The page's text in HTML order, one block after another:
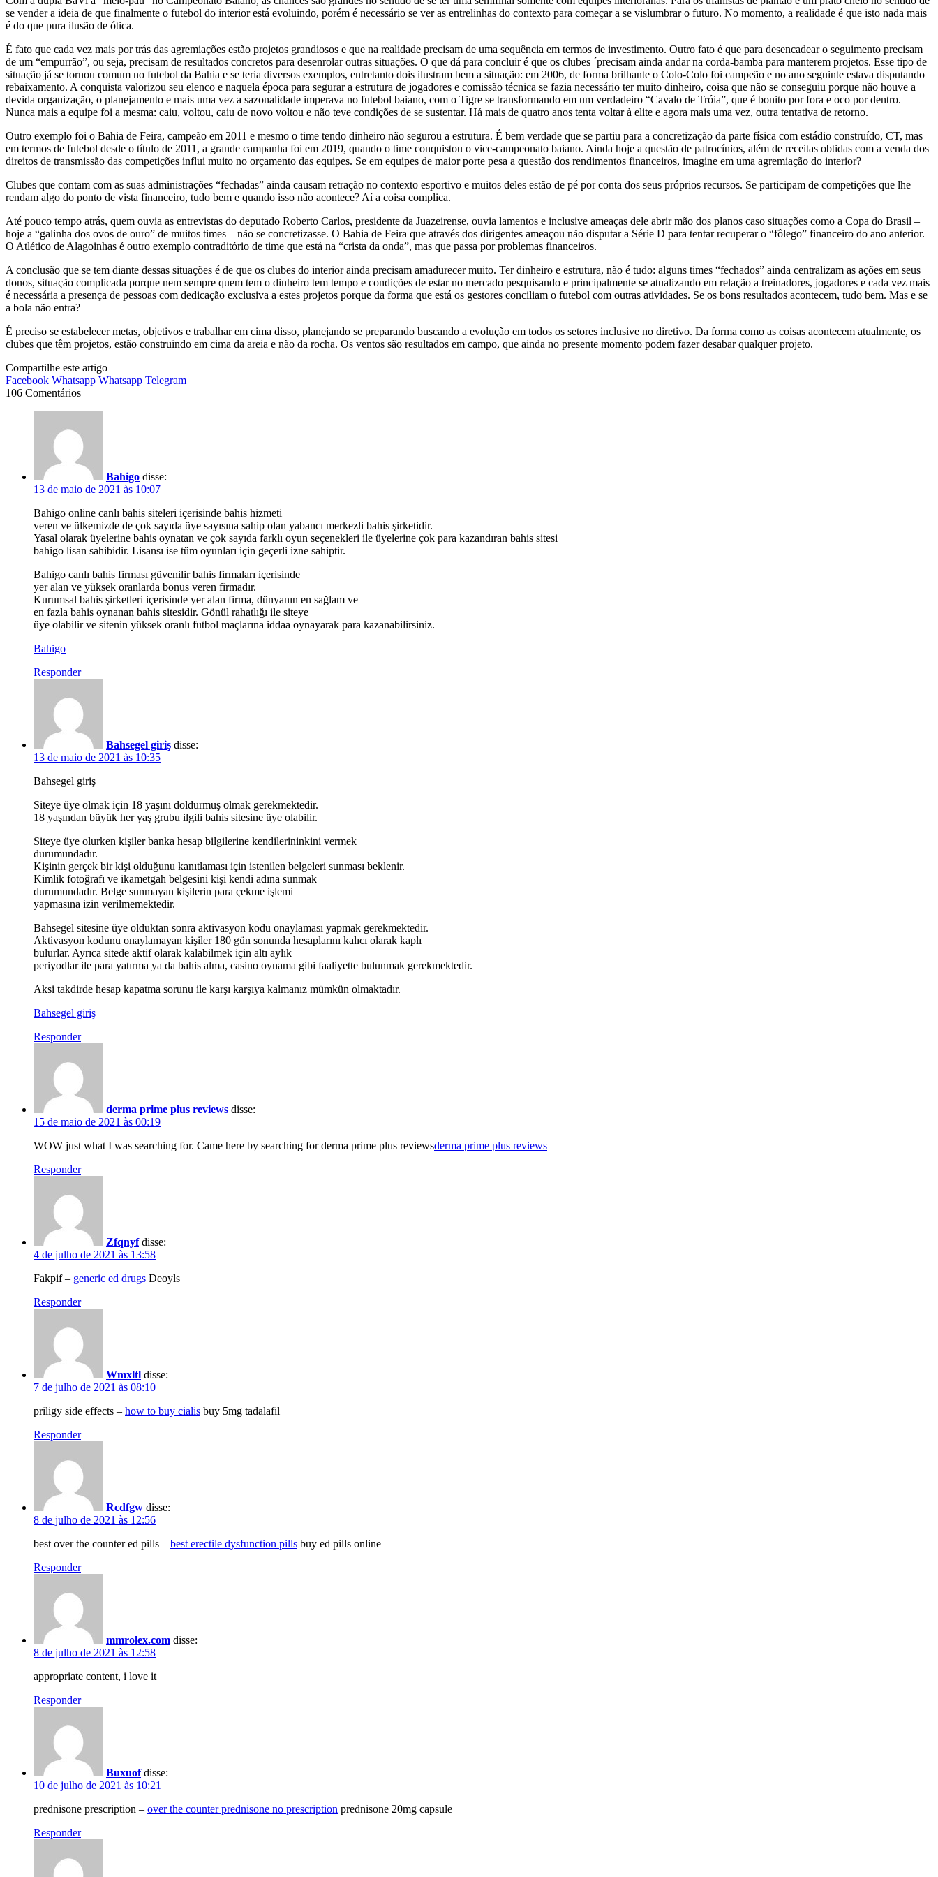
se vender a ideia de que finalmente o futebol do interior está evoluindo, porém é necessário se ver as entrelinhas do contexto para começar a se vislumbrar o futuro. No momento, a realidade é que isto nada mais
é do que pura ilusão de ótica.
É fato que cada vez mais por trás das agremiações estão projetos grandiosos e que na realidade precisam de uma sequência em termos de investimento. Outro fato é que para desencadear o seguimento precisam
de um “empurrão”, ou seja, precisam de resultados concretos para desenrolar outras situações. O que dá para concluir é que os clubes ´precisam ainda andar na corda-bamba para manterem projetos. Esse tipo de
situação já se tornou comum no futebol da Bahia e se teria diversos exemplos, entretanto dois ilustram bem a situação: em 2006, de forma brilhante o Colo-Colo foi campeão e no ano seguinte estava disputando
rebaixamento. A conquista valorizou seu elenco e naquela época para segurar a estrutura de jogadores e comissão técnica se fazia necessário ter muito dinheiro, coisa que não se conseguiu porque não houve a
devida organização, o planejamento e mais uma vez a sazonalidade imperava no futebol baiano, com o Tigre se transformando em um verdadeiro “Cavalo de Tróia”, que é bonito por fora e oco por dentro.
Nunca mais a equipe foi a mesma: caiu, voltou, caiu de novo voltou e não teve condições de se sustentar. Há mais de quatro anos tenta voltar à elite e agora mais uma vez, outra tentativa de retorno.
Outro exemplo foi o Bahia de Feira, campeão em 2011 e mesmo o time tendo dinheiro não segurou a estrutura. É bem verdade que se partiu para a concretização da parte física com estádio construído, CT, mas
em termos de futebol desde o título de 2011, a grande campanha foi em 2019, quando o time conquistou o vice-campeonato baiano. Ainda hoje a questão de patrocínios, além de receitas obtidas com a venda dos
direitos de transmissão das competições influi muito no orçamento das equipes. Se em equipes de maior porte pesa a questão dos rendimentos financeiros, imagine em uma agremiação do interior?
Clubes que contam com as suas administrações “fechadas” ainda causam retração no contexto esportivo e muitos deles estão de pé por conta dos seus próprios recursos. Se participam de competições que lhe
rendam algo do ponto de vista financeiro, tudo bem e quando isso não acontece? Aí a coisa complica.
Até pouco tempo atrás, quem ouvia as entrevistas do deputado Roberto Carlos, presidente da Juazeirense, ouvia lamentos e inclusive ameaças dele abrir mão dos planos caso situações como a Copa do Brasil –
hoje a “galinha dos ovos de ouro” de muitos times – não se concretizasse. O Bahia de Feira que através dos dirigentes ameaçou não disputar a Série D para tentar recuperar o “fôlego” financeiro do ano anterior.
O Atlético de Alagoinhas é outro exemplo contraditório de time que está na “crista da onda”, mas que passa por problemas financeiros.
A conclusão que se tem diante dessas situações é de que os clubes do interior ainda precisam amadurecer muito. Ter dinheiro e estrutura, não é tudo: alguns times “fechados” ainda centralizam as ações em seus
donos, situação complicada porque nem sempre quem tem o dinheiro tem tempo e condições de estar no mercado pesquisando e principalmente se atualizando em relação a treinadores, jogadores e cada vez mais
é necessária a presença de pessoas com dedicação exclusiva a estes projetos porque da forma que está os gestores conciliam o futebol com outras atividades. Se os bons resultados acontecem, tudo bem. Mas e se
a bola não entra?
É preciso se estabelecer metas, objetivos e trabalhar em cima disso, planejando se preparando buscando a evolução em todos os setores inclusive no diretivo. Da forma como as coisas acontecem atualmente, os
clubes que têm projetos, estão construindo em cima da areia e não da rocha. Os ventos são resultados em campo, que ainda no presente momento podem fazer desabar qualquer projeto.
Compartilhe este artigo
Facebook Whatsapp Whatsapp Telegram
106 Comentários
Bahigo disse:
13 de maio de 2021 às 10:07
Bahigo online canlı bahis siteleri içerisinde bahis hizmeti
veren ve ülkemizde de çok sayıda üye sayısına sahip olan yabancı merkezli bahis şirketidir.
Yasal olarak üyelerine bahis oynatan ve çok sayıda farklı oyun seçenekleri ile üyelerine çok para kazandıran bahis sitesi
bahigo lisan sahibidir. Lisansı ise tüm oyunları için geçerli izne sahiptir.
Bahigo canlı bahis firması güvenilir bahis firmaları içerisinde
yer alan ve yüksek oranlarda bonus veren firmadır.
Kurumsal bahis şirketleri içerisinde yer alan firma, dünyanın en sağlam ve
en fazla bahis oynanan bahis sitesidir. Gönül rahatlığı ile siteye
üye olabilir ve sitenin yüksek oranlı futbol maçlarına iddaa oynayarak para kazanabilirsiniz.
Bahigo
Responder
Bahsegel giriş disse:
13 de maio de 2021 às 10:35
Bahsegel giriş
Siteye üye olmak için 18 yaşını doldurmuş olmak gerekmektedir.
18 yaşından büyük her yaş grubu ilgili bahis sitesine üye olabilir.
Siteye üye olurken kişiler banka hesap bilgilerine kendilerininkini vermek
durumundadır.
Kişinin gerçek bir kişi olduğunu kanıtlaması için istenilen belgeleri sunması beklenir.
Kimlik fotoğrafı ve ikametgah belgesini kişi kendi adına sunmak
durumundadır. Belge sunmayan kişilerin para çekme işlemi
yapmasına izin verilmemektedir.
Bahsegel sitesine üye olduktan sonra aktivasyon kodu onaylaması yapmak gerekmektedir.
Aktivasyon kodunu onaylamayan kişiler 180 gün sonunda hesaplarını kalıcı olarak kaplı
bulurlar. Ayrıca sitede aktif olarak kalabilmek için altı aylık
periyodlar ile para yatırma ya da bahis alma, casino oynama gibi faaliyette bulunmak gerekmektedir.
Aksi takdirde hesap kapatma sorunu ile karşı karşıya kalmanız mümkün olmaktadır.
Bahsegel giriş
Responder
derma prime plus reviews disse:
15 de maio de 2021 às 00:19
WOW just what I was searching for. Came here by searching for derma prime plus reviewsderma prime plus reviews
Responder
Zfqnyf disse:
4 de julho de 2021 às 13:58
Fakpif – generic ed drugs Deoyls
Responder
Wmxltl disse:
7 de julho de 2021 às 08:10
priligy side effects – how to buy cialis buy 5mg tadalafil
Responder
Rcdfgw disse:
8 de julho de 2021 às 12:56
best over the counter ed pills – best erectile dysfunction pills buy ed pills online
Responder
mmrolex.com disse:
8 de julho de 2021 às 12:58
appropriate content, i love it
Responder
Buxuof disse:
10 de julho de 2021 às 10:21
prednisone prescription – over the counter prednisone no prescription prednisone 20mg capsule
Responder